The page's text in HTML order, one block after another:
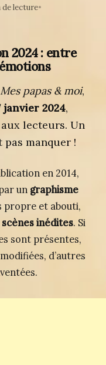
de lecture•
2024 : entre
Mes papas & moi,
janvier 2024,
lecteurs. Un
manquer !
en 2014,
un graphisme
propre et abouti,
scènes inédites. Si
sont présentes,
d’autres